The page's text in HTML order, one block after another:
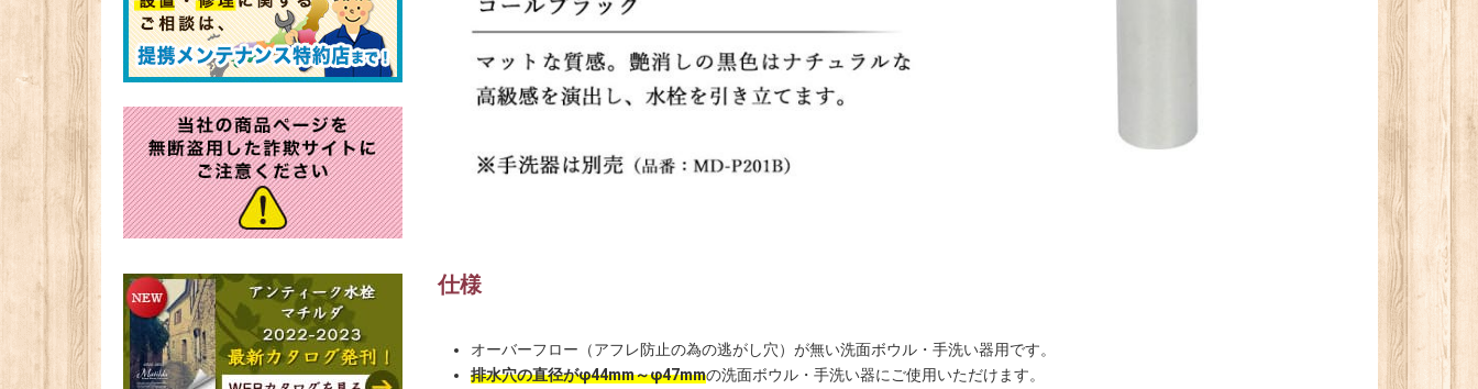
仕様
オーバーフロー（アフレ防止の為の逃がし穴）が無い洗面ボウル・手洗い器用です。
排水穴の直径がφ44mm～φ47mmの洗面ボウル・手洗い器にご使用いただけます。